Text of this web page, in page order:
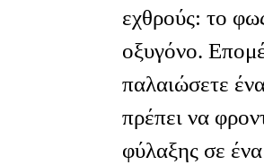
εχθρούς: το
οξυγόνο.
παλαιώσετε
πρέπει να
φύλαξης σε